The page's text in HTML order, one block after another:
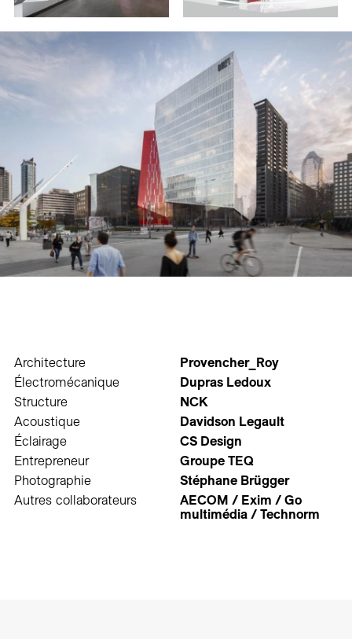
Architecture
Provencher_Roy
Électromécanique
Dupras Ledoux
Structure
NCK
Acoustique
Davidson Legault
Éclairage
CS Design
Entrepreneur
Groupe TEQ
Photographie
Stéphane Brügger
Autres collaborateurs
AECOM / Exim / Go
multimédia / Technorm